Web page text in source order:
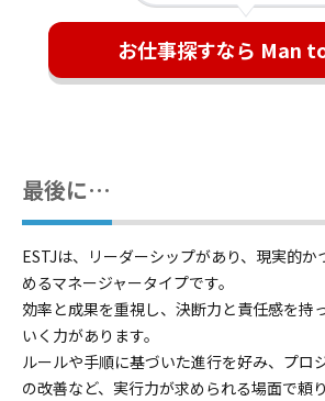
お仕事探すなら Man
最後に…
ESTJは、リーダーシップがあり、現実的か
めるマネージャータイプです。
効率と成果を重視し、決断力と責任感を持
いく力があります。
ルールや手順に基づいた進行を好み、プロ
の改善など、実行力が求められる場面で頼